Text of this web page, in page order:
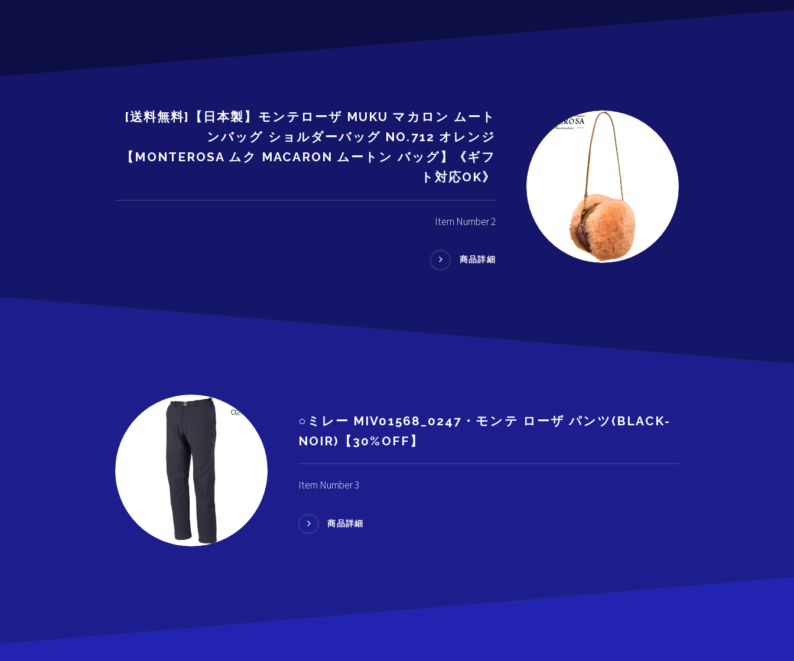
[送料無料]【日本製】モンテローザ MUKU マカロン ムート
ンバッグ ショルダーバッグ NO.712 オレンジ
【MONTEROSA ムク MACARON ムートン バッグ】《ギフ
ト対応OK》
Item Number 2
商品詳細
○ミレー MIV01568_0247・モンテ ローザ パンツ(BLACK-
NOIR)【30%OFF】
Item Number 3
商品詳細